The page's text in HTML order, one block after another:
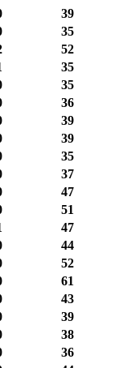
39
35
52
35
35
36
39
39
35
37
47
51
47
44
52
61
43
39
38
36